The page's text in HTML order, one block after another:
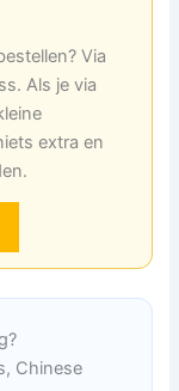
Via
Als je via
extra en
Chinese